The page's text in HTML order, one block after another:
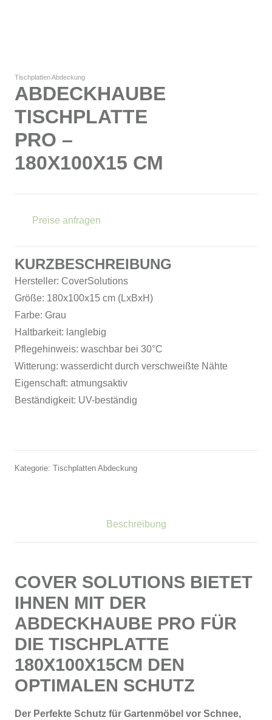
Tischplatten Abdeckung
ABDECKHAUBE
TISCHPLATTE
PRO –
180X100X15 CM
Preise anfragen
KURZBESCHREIBUNG
Hersteller: CoverSolutions
Größe: 180x100x15 cm (LxBxH)
Farbe: Grau
Haltbarkeit: langlebig
Pflegehinweis: waschbar bei 30°C
Witterung: wasserdicht durch verschweißte Nähte
Eigenschaft: atmungsaktiv
Beständigkeit: UV-beständig
Kategorie: Tischplatten Abdeckung
Beschreibung
COVER SOLUTIONS BIETET
IHNEN MIT DER
ABDECKHAUBE PRO FÜR
DIE TISCHPLATTE
180X100X15CM DEN
OPTIMALEN SCHUTZ
Der Perfekte Schutz für Gartenmöbel vor Schnee,